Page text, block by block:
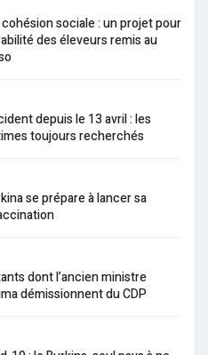
sociale : un projet pour
des éleveurs remis au
depuis le 13 avril : les
toujours recherchés
se prépare à lancer sa
dont l’ancien ministre
démissionnent du CDP